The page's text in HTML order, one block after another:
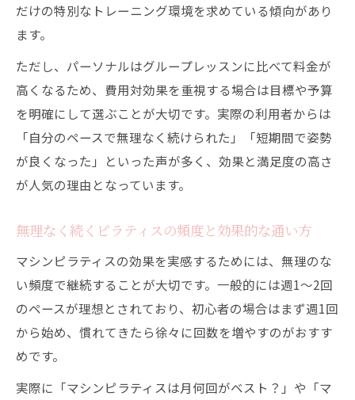
だけの特別なトレーニング環境を求めている傾向があり
ます。
ただし、パーソナルはグループレッスンに比べて料金が
高くなるため、費用対効果を重視する場合は目標や予算
を明確にして選ぶことが大切です。実際の利用者からは
「自分のペースで無理なく続けられた」「短期間で姿勢
が良くなった」といった声が多く、効果と満足度の高さ
が人気の理由となっています。
無理なく続くピラティスの頻度と効果的な通い方
マシンピラティスの効果を実感するためには、無理のな
い頻度で継続することが大切です。一般的には週1〜2回
のペースが理想とされており、初心者の場合はまず週1回
から始め、慣れてきたら徐々に回数を増やすのがおすす
めです。
実際に「マシンピラティスは月何回がベスト？」や「マ